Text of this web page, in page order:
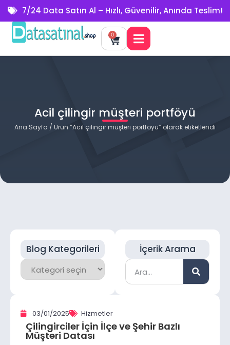
7/24 Data Satın Al – Hızlı, Güvenilir, Anında Teslim!
0
Acil çilingir müşteri portföyü
Ana Sayfa / Ürün “Acil çilingir müşteri portföyü” olarak etiketlendi
Blog Kategorileri İçerik Arama
03/01/2025 Hizmetler
Çilingirciler İçin İlçe ve Şehir Bazlı
Müşteri Datası